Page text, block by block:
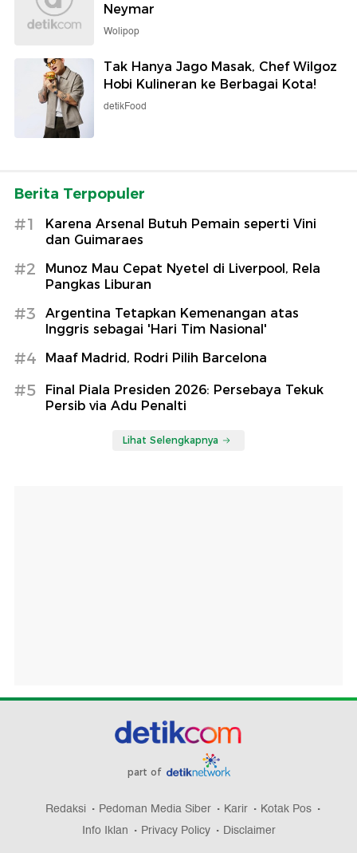
Neymar
Wolipop
Tak Hanya Jago Masak, Chef Wilgoz
Hobi Kulineran ke Berbagai Kota!
detikFood
Berita Terpopuler
#1
Karena Arsenal Butuh Pemain seperti Vini
dan Guimaraes
#2
Munoz Mau Cepat Nyetel di Liverpool, Rela
Pangkas Liburan
#3
Argentina Tetapkan Kemenangan atas
Inggris sebagai 'Hari Tim Nasional'
#4 Maaf Madrid, Rodri Pilih Barcelona
#5
Final Piala Presiden 2026: Persebaya Tekuk
Persib via Adu Penalti
Lihat Selengkapnya
part of
Redaksi Pedoman Media Siber Karir
Kotak Pos
Info Iklan
Privacy Policy Disclaimer